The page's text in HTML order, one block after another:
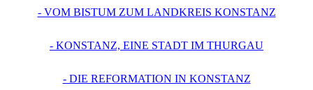
- VOM BISTUM ZUM LANDKREIS KONSTANZ
- KONSTANZ, EINE STADT IM THURGAU
- DIE REFORMATION IN KONSTANZ